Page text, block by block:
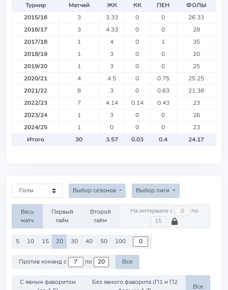
Турнир Матчей ЖК КК ПЕН
ФОЛЫ
2015/16
3 3.33 0 0
26.33
2016/17
3 4.33 0 0
28
2017/18
1 4 0 1
35
2018/19
1 3 0 0
20
2019/20
1 3 0 0
25
2020/21
4 4.5 0 0.75
25.25
2021/22
8 3 0 0.63
21.38
2022/23
7 4.14 0.14 0.43
23
2023/24
1 3 0 0
26
2024/25
1 0 0 0
23
Итого
30 3.57 0.03 0.4 24.17
Выбор сезонов Выбор лиги
Весь
матч
Первый
тайм
Второй
тайм
На интервале с по
5 10 15 20 30 40 50 100
Против команд с по Все
С явным фаворитом
Без явного фаворита (П1 и П2
Все